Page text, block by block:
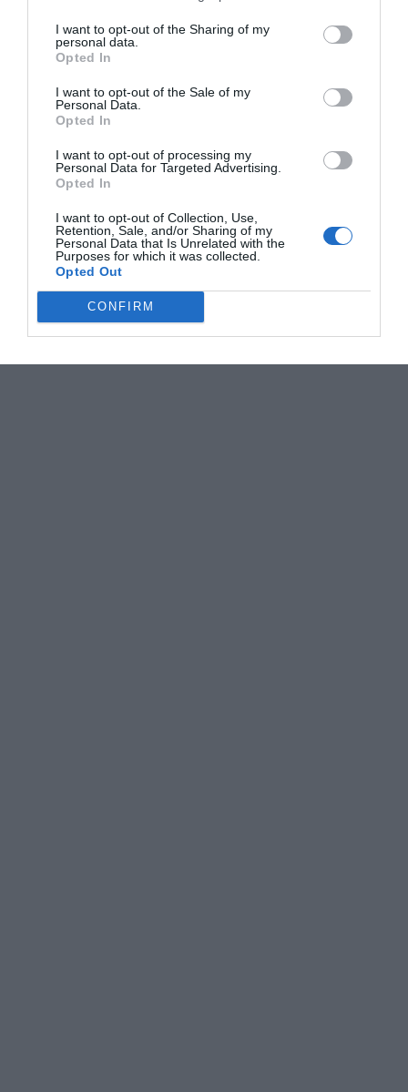
I want to opt-out of the Sharing of my
personal data.
Opted In
I want to opt-out of the Sale of my
Personal Data.
Opted In
I want to opt-out of processing my
Personal Data for Targeted Advertising.
Opted In
I want to opt-out of Collection, Use,
Retention, Sale, and/or Sharing of my
Personal Data that Is Unrelated with the
Purposes for which it was collected.
Opted Out
CONFIRM